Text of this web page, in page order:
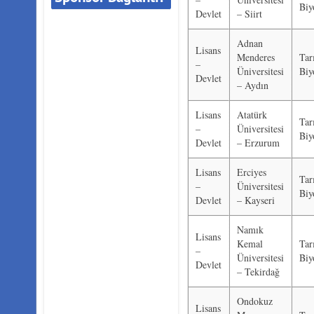
Devlet
– Siirt
Lisans
–
Devlet
Adnan
Menderes
Üniversitesi
– Aydın
Lisans
–
Devlet
Atatürk
Üniversitesi
– Erzurum
Lisans
–
Devlet
Erciyes
Üniversitesi
– Kayseri
Lisans
–
Devlet
Namık
Kemal
Üniversitesi
– Tekirdağ
Lisans
Ondokuz